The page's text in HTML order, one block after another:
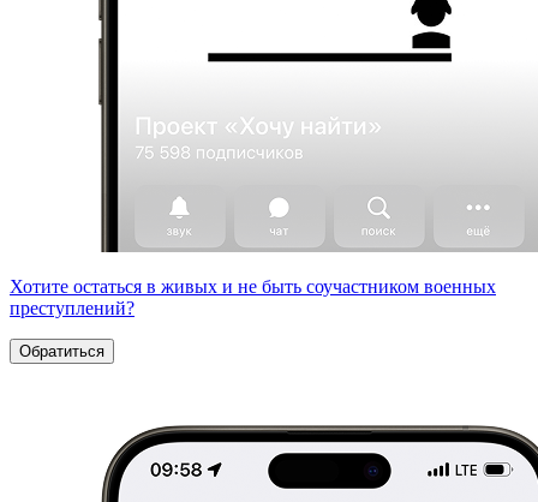
Хотите остаться в живых и не быть соучастником военных
преступлений?
Обратиться